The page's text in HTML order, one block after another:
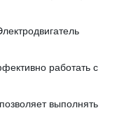
работать с
выполнять